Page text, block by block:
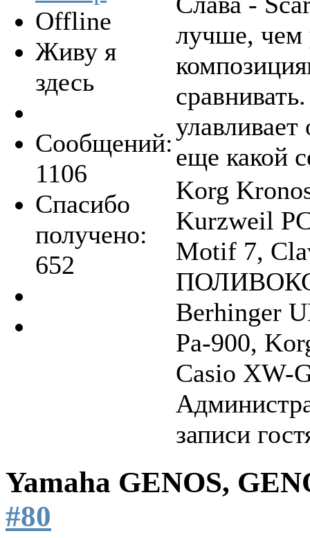
Offline
Живу я
здесь
Сообщений:
1106
Спасибо
получено:
652
лучше, чем
еще какой
Korg
Kurzweil
Motif 7,
ПОЛИВОКС,
Berhinger
Pa-900,
Casio XW-
записи
Yamaha GENOS,
#80